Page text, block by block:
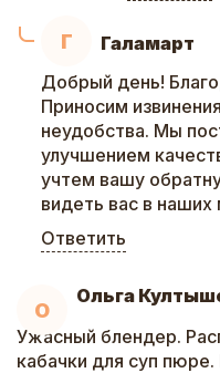
Г Галамарт
Добрый день!
Приносим
неудобства. Мы
улучшением
учтем вашу
видеть вас в наших
Ответить
О
Ольга
Ужасный блендер.
кабачки для суп